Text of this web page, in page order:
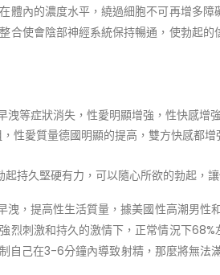
體內的濃度水平，繞過細胞不可再增多
合使會陰部神經系統保持暢通，使勃起
洩等症狀消失，性愛明顯增強，性快感增
性愛質量德國明顯的提高，雙方快感都增
持久堅硬有力，可以隨心所欲的勃起，
洩，提高性生活質量，據美國性高潮男性
烈刺激和持久的激情下，正常情況下
自己在3-6分鐘內導致射精，那麼將無法